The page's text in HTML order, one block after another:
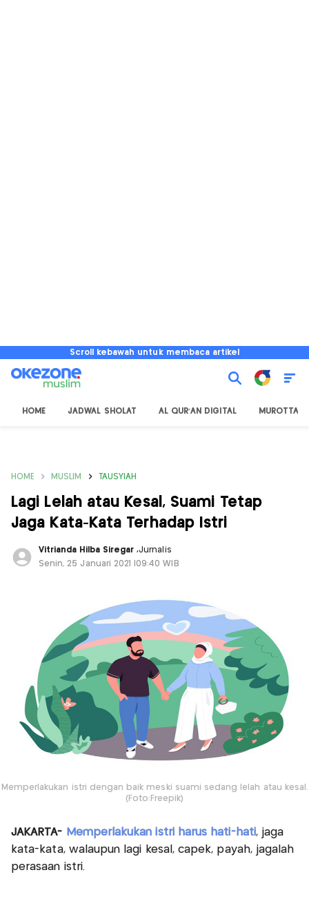
Scroll kebawah untuk membaca artikel
HOME JADWAL SHOLAT AL QUR'AN DIGITAL MUROTTAL
HOME MUSLIM TAUSYIAH
Lagi Lelah atau Kesal, Suami Tetap
Jaga Kata-Kata Terhadap Istri
Vitrianda Hilba Siregar,Jurnalis
Senin, 25 Januari 2021 |09:40 WIB
Memperlakukan istri dengan baik meski suami sedang lelah atau kesal.
(Foto:Freepik)
JAKARTA- Memperlakukan istri harus hati-hati, jaga
kata-kata, walaupun lagi kesal, capek, payah, jagalah
perasaan istri.